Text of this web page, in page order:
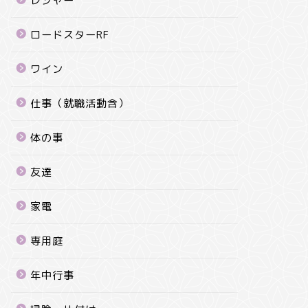
ロードスターRF
ワイン
仕事（就職活動含）
体の事
友達
家電
専用庭
年中行事